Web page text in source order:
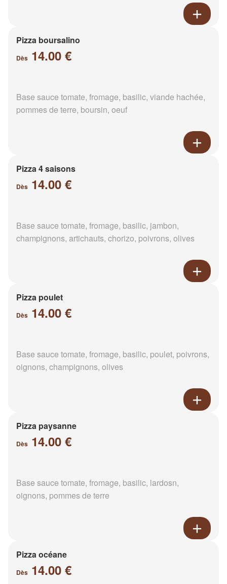
Pizza boursalino
Dès 14.00 €
Base sauce tomate, fromage, basilic, viande hachée,
pommes de terre, boursin, oeuf
Pizza 4 saisons
Dès 14.00 €
Base sauce tomate, fromage, basilic, jambon,
champignons, artichauts, chorizo, poivrons, olives
Pizza poulet
Dès 14.00 €
Base sauce tomate, fromage, basilic, poulet, poivrons,
oignons, champignons, olives
Pizza paysanne
Dès 14.00 €
Base sauce tomate, fromage, basilic, lardosn,
oignons, pommes de terre
Pizza océane
Dès 14.00 €